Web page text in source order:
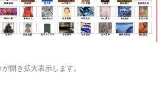
開き拡大表示します。